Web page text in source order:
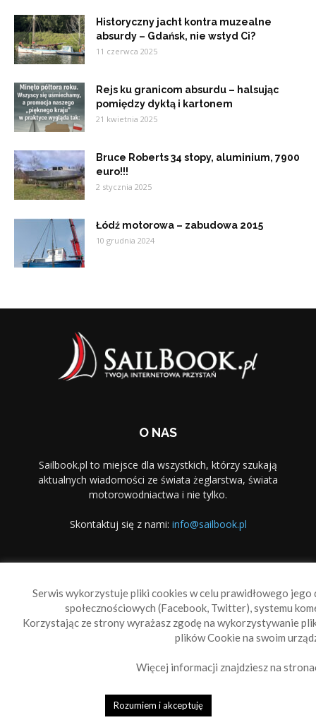
Historyczny jacht kontra muzealne
absurdy – Gdańsk, nie wstyd Ci?
11 czerwca 2025
Rejs ku granicom absurdu – halsując
pomiędzy dyktą i kartonem
21 kwietnia 2025
Bruce Roberts 34 stopy, aluminium, 7900
euro!!!
2 stycznia 2025
Łódź motorowa – zabudowa 2015
10 grudnia 2024
O NAS
Sailbook.pl to miejsce dla wszystkich, którzy szukają
aktualnych wiadomości ze świata żeglarstwa, świata
motorowodniactwa i nie tylko.
Skontaktuj się z nami: info@sailbook.pl
Reklama
Polityka prywatności
© 2010-2019 Sailbook.pl
Serwis wykorzystuje pliki cookies w celu prawidłowego
społecznościowych (Facebook, Twitter), systemu
Korzystając ze strony wyrażasz zgodę na wykorzystywanie
plików Cookie na swoim
Więcej informacji znajdziesz na
Rozumiem i akceptuję